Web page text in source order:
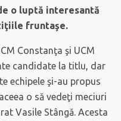
o luptă interesantă
fruntaşe.
Constanţa şi UCM
candidate la titlu, dar
echipele şi-au propus
o să vedeţi meciuri
Vasile Stângă. Acesta